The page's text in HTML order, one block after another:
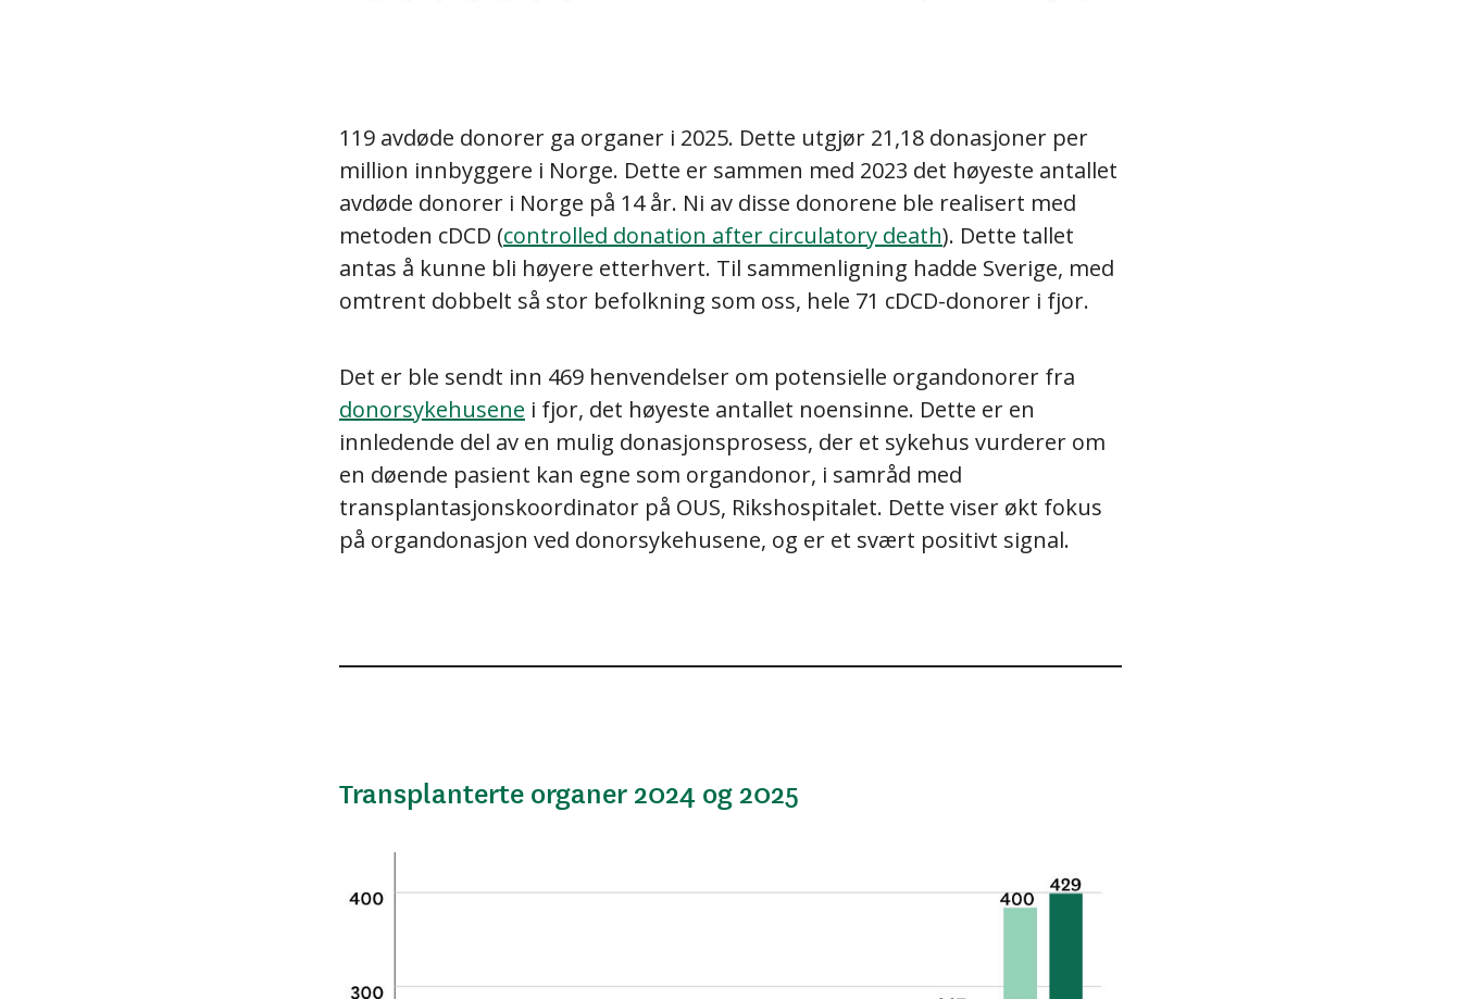
119 avdøde donorer ga organer i 2025. Dette utgjør 21,18 donasjoner per
million innbyggere i Norge. Dette er sammen med 2023 det høyeste antallet
avdøde donorer i Norge på 14 år. Ni av disse donorene ble realisert med
metoden cDCD (controlled donation after circulatory death). Dette tallet
antas å kunne bli høyere etterhvert. Til sammenligning hadde Sverige, med
omtrent dobbelt så stor befolkning som oss, hele 71 cDCD-donorer i fjor.
Det er ble sendt inn 469 henvendelser om potensielle organdonorer fra
donorsykehusene i fjor, det høyeste antallet noensinne. Dette er en
innledende del av en mulig donasjonsprosess, der et sykehus vurderer om
en døende pasient kan egne som organdonor, i samråd med
transplantasjonskoordinator på OUS, Rikshospitalet. Dette viser økt fokus
på organdonasjon ved donorsykehusene, og er et svært positivt signal.
Transplanterte organer 2024 og 2025